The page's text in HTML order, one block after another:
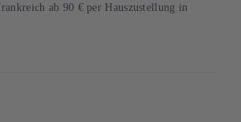
ab 90 € per Hauszustellung in